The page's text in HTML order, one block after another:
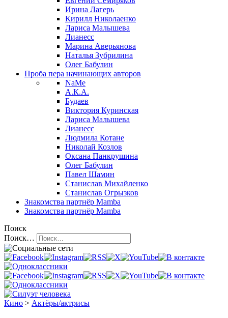
Ирина Лагерь
Кирилл Николаенко
Лариса Малышева
Лианесс
Марина Аверьянова
Наталья Зубрилина
Олег Бабулин
Проба пера начинающих авторов
NaMe
А.К.А.
Будаев
Виктория Куринская
Лариса Малышева
Лианесс
Людмила Котане
Николай Козлов
Оксана Панкрушина
Олег Бабулин
Павел Шамин
Станислав Михайленко
Станислав Огрызков
Знакомства партнёр Mamba
Знакомства партнёр Mamba
Поиск
Поиск…
Кино > Актёры/актрисы